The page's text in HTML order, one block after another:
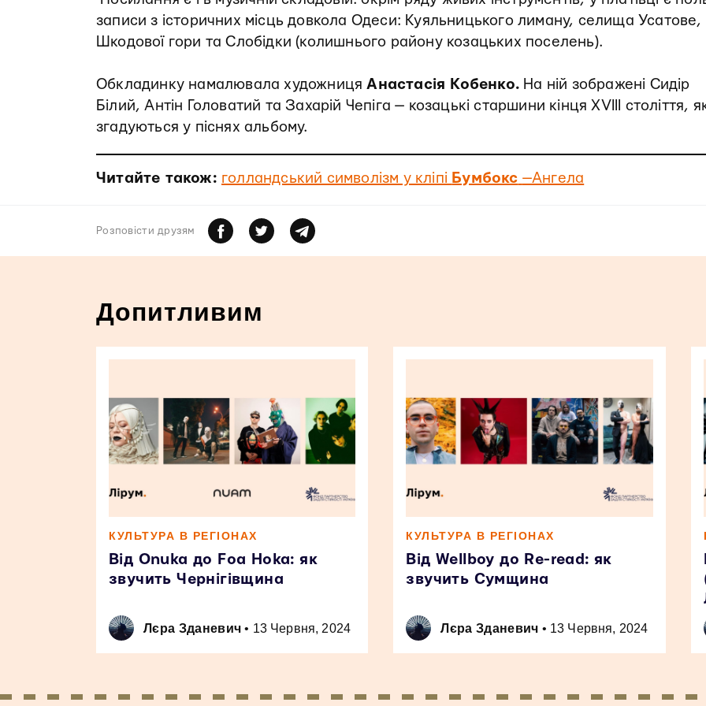
записи з історичних місць довкола Одеси: Куяльницького лиману, селища Усатове,
Шкодової гори та Слобідки (колишнього району козацьких поселень).
Обкладинку намалювала художницяАнастасія Кобенко. На ній зображені Сидір
Білий, Антін Головатий та Захарій Чепіга — козацькі старшини кінця XVIII століття,
згадуються у піснях альбому.
Читайте також: голландський символізм у кліпі Бумбокс —Ангела
Розповiсти друзям
Допитливим
КУЛЬТУРА В РЕГІОНАХ
Від Onuka до Foa Hoka: як
звучить Чернігівщина
Лєра Зданевич • 13 Червня, 2024
КУЛЬТУРА В РЕГІОНАХ
Від Wellboy до Re-read: як
звучить Сумщина
Лєра Зданевич • 13 Червня, 2024